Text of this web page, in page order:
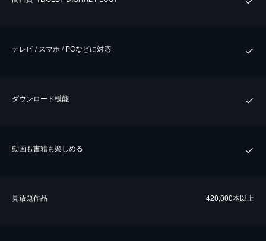
テレビ / スマホ / PCなどに対応
ダウンロード機能
動画も書籍も楽しめる
⾒放題作品 420,000本以上